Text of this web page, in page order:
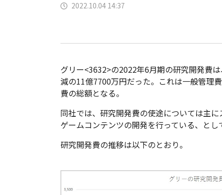
2022.10.04 14:37
グリー<3632>の2022年6月期の研究開発費
減の11億7700万円だった。これは一般管理
費の総額となる。
同社では、研究開発費の使途については主
ゲームコンテンツの開発を行っている、とし
研究開発費の推移は以下のとおり。